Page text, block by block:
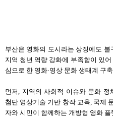
부산은 영화의 도시라는 상징에도 불
지역 청년 역량 강화에 부족함이 있
심으로 한 영화·영상 문화 생태계 구
먼저, 지역의 사회적 이슈와 문화 정
첨단 영상기술 기반 창작 교육, 국제
자와 시민이 함께하는 개방형 영화